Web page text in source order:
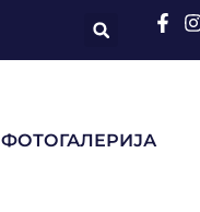
ФОТОГАЛЕРИЈА